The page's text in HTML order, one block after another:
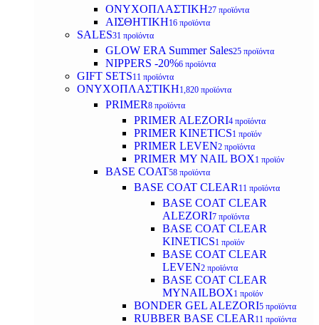
ΟΝΥΧΟΠΛΑΣΤΙΚΗ27 προϊόντα
ΑΙΣΘΗΤΙΚΗ16 προϊόντα
SALES31 προϊόντα
GLOW ERA Summer Sales25 προϊόντα
NIPPERS -20%6 προϊόντα
GIFT SETS11 προϊόντα
ΟΝΥΧΟΠΛΑΣΤΙΚΗ1,820 προϊόντα
PRIMER8 προϊόντα
PRIMER ALEZORI4 προϊόντα
PRIMER KINETICS1 προϊόν
PRIMER LEVEN2 προϊόντα
PRIMER MY NAIL BOX1 προϊόν
BASE COAT58 προϊόντα
BASE COAT CLEAR 11 προϊόντα
BASE COAT CLEAR
ALEZORI7 προϊόντα
BASE COAT CLEAR
KINETICS1 προϊόν
BASE COAT CLEAR
LEVEN2 προϊόντα
BASE COAT CLEAR
MYNAILBOX1 προϊόν
BONDER GEL ALEZORI5 προϊόντα
RUBBER BASE CLEAR 11 προϊόντα